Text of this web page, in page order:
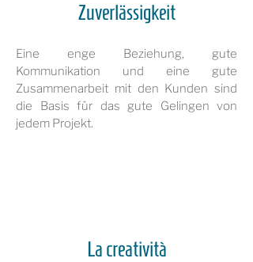
Zuverlässigkeit
Eine enge Beziehung, gute
Kommunikation und eine gute
Zusammenarbeit mit den Kunden sind
die Basis für das gute Gelingen von
jedem Projekt.
La creatività